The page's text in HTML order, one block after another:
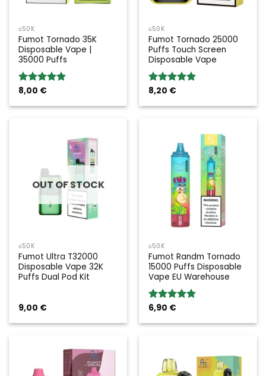
≤50K
Fumot Tornado 35K
Disposable Vape |
35000 Puffs
Rated5.00
8,00 €
≤50K
Fumot Tornado 25000
Puffs Touch Screen
Disposable Vape
Rated5.00
8,20 €
OUT OF STOCK
≤50K
Fumot Ultra T32000
Disposable Vape 32K
Puffs Dual Pod Kit
9,00 €
≤50K
Fumot Randm Tornado
15000 Puffs Disposable
Vape EU Warehouse
Rated5.00
6,90 €